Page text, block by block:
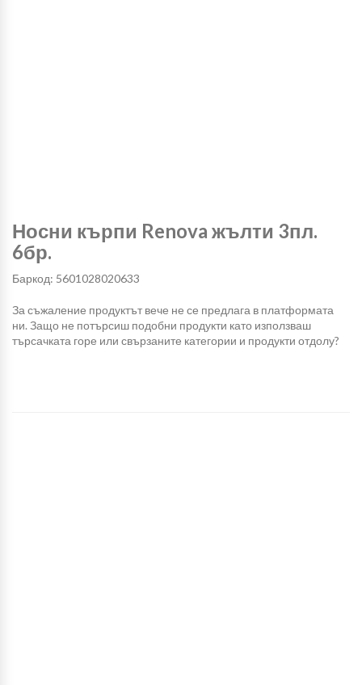
Носни кърпи Renova жълти 3пл.
6бр.
Баркод: 5601028020633
За съжаление продуктът вече не се предлага в платформата
ни. Защо не потърсиш подобни продукти като използваш
търсачката горе или свързаните категории и продукти отдолу?